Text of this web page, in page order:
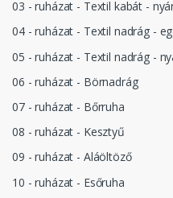
03 - ruházat - Textil kabát -
04 - ruházat - Textil nadrág -
05 - ruházat - Textil nadrág -
06 - ruházat - Börnadrág
07 - ruházat - Bőrruha
08 - ruházat - Kesztyű
09 - ruházat - Aláöltöző
10 - ruházat - Esőruha